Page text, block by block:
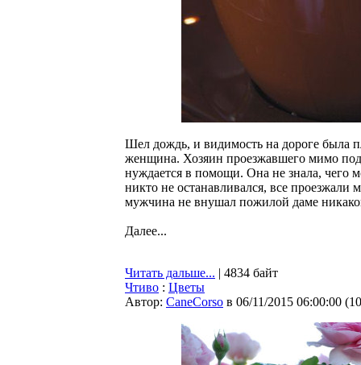
Шел дождь, и видимость на дороге была
женщина. Хозяин проезжавшего мимо
нуждается в помощи. Она не знала,
никто не останавливался, все
мужчина не внушал пожилой даме
Далее...
Читать дальше... | 4834 байт
Чтиво : Цветы
Автор: CaneCorso в 06/11/2015 06:00:00 (